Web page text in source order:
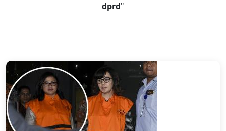
dprd"